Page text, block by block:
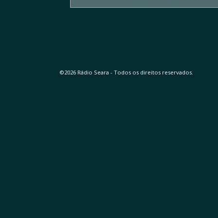
©2026 Rádio Seara - Todos os direitos reservados.